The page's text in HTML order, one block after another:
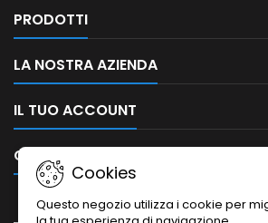
PRODOTTI
LA NOSTRA AZIENDA
IL TUO ACCOUNT
CONTATTO
Cookies
Questo negozio utilizza i cookie per
NEWSLETTER